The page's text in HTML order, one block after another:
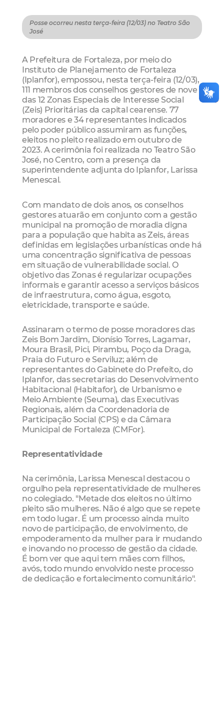
Posse ocorreu nesta terça-feira (12/03) no Teatro São
José
A Prefeitura de Fortaleza, por meio do
Instituto de Planejamento de Fortaleza
(Iplanfor), empossou, nesta terça-feira (12/03),
111 membros dos conselhos gestores de nove
das 12 Zonas Especiais de Interesse Social
(Zeis) Prioritárias da capital cearense. 77
moradores e 34 representantes indicados
pelo poder público assumiram as funções,
eleitos no pleito realizado em outubro de
2023. A cerimônia foi realizada no Teatro São
José, no Centro, com a presença da
superintendente adjunta do Iplanfor, Larissa
Menescal.
Com mandato de dois anos, os conselhos
gestores atuarão em conjunto com a gestão
municipal na promoção de moradia digna
para a população que habita as Zeis, áreas
definidas em legislações urbanísticas onde há
uma concentração significativa de pessoas
em situação de vulnerabilidade social. O
objetivo das Zonas é regularizar ocupações
informais e garantir acesso a serviços básicos
de infraestrutura, como água, esgoto,
eletricidade, transporte e saúde.
Assinaram o termo de posse moradores das
Zeis Bom Jardim, Dionísio Torres, Lagamar,
Moura Brasil, Pici, Pirambu, Poço da Draga,
Praia do Futuro e Serviluz; além de
representantes do Gabinete do Prefeito, do
Iplanfor, das secretarias do Desenvolvimento
Habitacional (Habitafor), de Urbanismo e
Meio Ambiente (Seuma), das Executivas
Regionais, além da Coordenadoria de
Participação Social (CPS) e da Câmara
Municipal de Fortaleza (CMFor).
Representatividade
Na cerimônia, Larissa Menescal destacou o
orgulho pela representatividade de mulheres
no colegiado. "Metade dos eleitos no último
pleito são mulheres. Não é algo que se repete
em todo lugar. É um processo ainda muito
novo de participação, de envolvimento, de
empoderamento da mulher para ir mudando
e inovando no processo de gestão da cidade.
É bom ver que aqui tem mães com filhos,
avós, todo mundo envolvido neste processo
de dedicação e fortalecimento comunitário".